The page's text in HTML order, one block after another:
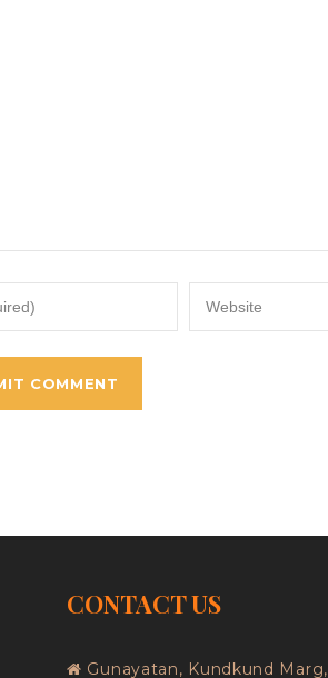
CONTACT US
Gunayatan, Kundkund Marg,